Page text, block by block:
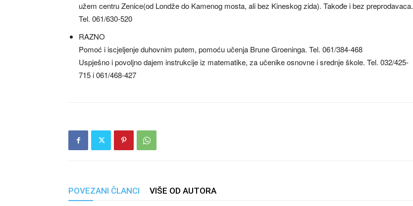
užem centru Zenice(od Londže do Kamenog mosta, ali bez Kineskog zida). Takođe i bez preprodavaca.
Tel. 061/630-520
RAZNO
Pomoć i iscjeljenje duhovnim putem, pomoću učenja Brune Groeninga. Tel. 061/384-468
Uspješno i povoljno dajem instrukcije iz matematike, za učenike osnovne i srednje škole. Tel. 032/425-
715 i 061/468-427
POVEZANI ČLANCI VIŠE OD AUTORA